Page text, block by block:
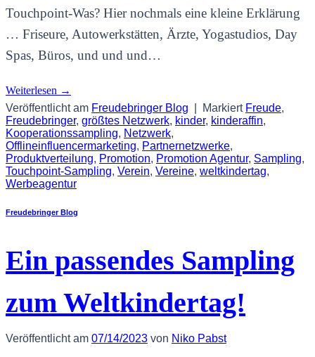
Touchpoint-Was? Hier nochmals eine kleine Erklärung
… Friseure, Autowerkstätten, Ärzte, Yogastudios, Day
Spas, Büros, und und und…
Weiterlesen →
Veröffentlicht am Freudebringer Blog Markiert Freude,
Freudebringer, größtes Netzwerk, kinder, kinderaffin,
Kooperationssampling, Netzwerk,
Offlineinfluencermarketing, Partnernetzwerke,
Produktverteilung, Promotion, Promotion Agentur, Sampling,
Touchpoint-Sampling, Verein, Vereine, weltkindertag,
Werbeagentur
Freudebringer Blog
Ein passendes Sampling
zum Weltkindertag!
Veröffentlicht am 07/14/2023 von Niko Pabst